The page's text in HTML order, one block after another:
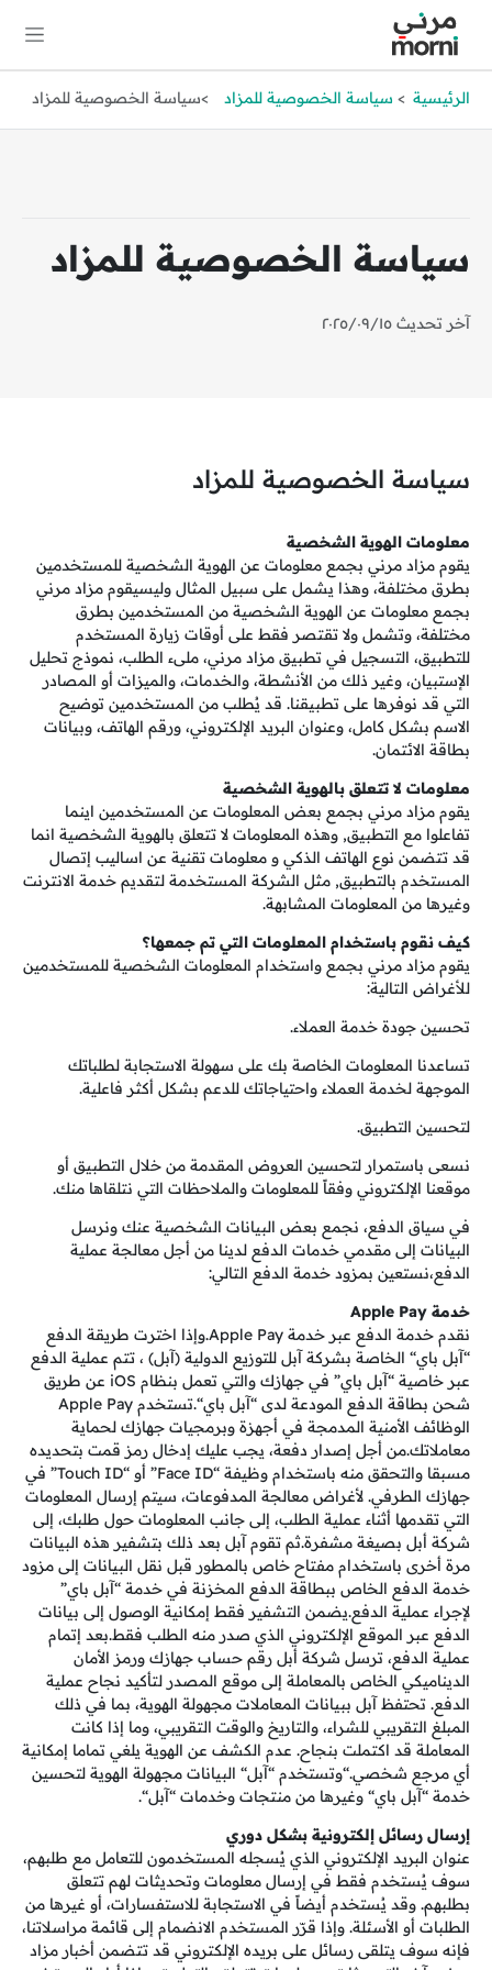
الرئيسية سياسة الخصوصية للمزاد سياسة الخصوصية للمزاد
سياسة الخصوصية للمزاد
آخر تحديث ١٥‏/٠٩‏/٢٠٢٥
سياسة الخصوصية للمزاد
معلومات الهوية الشخصية
يقوم مزاد مرني بجمع معلومات عن الهوية الشخصية للمستخدمين
بطرق مختلفة، وهذا يشمل على سبيل المثال وليسيقوم مزاد مرني
بجمع معلومات عن الهوية الشخصية من المستخدمين بطرق
مختلفة، وتشمل ولا تقتصر فقط على أوقات زيارة المستخدم
للتطبيق، التسجيل في تطبيق مزاد مرني، ملىء الطلب، نموذج تحليل
الإستبيان، وغير ذلك من الأنشطة، والخدمات، والميزات أو المصادر
التي قد نوفرها على تطبيقنا. قد يُطلب من المستخدمين توضيح
الاسم بشكل كامل، وعنوان البريد الإلكتروني، ورقم الهاتف، وبيانات
بطاقة الائتمان.
معلومات لا تتعلق بالهوية الشخصية
يقوم مزاد مرني بجمع بعض المعلومات عن المستخدمين اينما
تفاعلوا مع التطبيق, وهذه المعلومات لا تتعلق بالهوية الشخصية انما
قد تتضمن نوع الهاتف الذكي و معلومات تقنية عن اساليب إتصال
المستخدم بالتطبيق, مثل الشركة المستخدمة لتقديم خدمة الانترنت
وغيرها من المعلومات المشابهة.
كيف نقوم باستخدام المعلومات التي تم جمعها؟
يقوم مزاد مرني بجمع واستخدام المعلومات الشخصية للمستخدمين
للأغراض التالية:
تحسين جودة خدمة العملاء.
تساعدنا المعلومات الخاصة بك على سهولة الاستجابة لطلباتك
الموجهة لخدمة العملاء واحتياجاتك للدعم بشكل أكثر فاعلية.
لتحسين التطبيق.
نسعى باستمرار لتحسين العروض المقدمة من خلال التطبيق أو
موقعنا الإلكتروني وفقاً للمعلومات والملاحظات التي نتلقاها منك.
في سياق الدفع، نجمع بعض البيانات الشخصية عنك ونرسل
البيانات إلى مقدمي خدمات الدفع لدينا من أجل معالجة عملية
الدفع،نستعين بمزود خدمة الدفع التالي:
خدمة Apple Pay
نقدم خدمة الدفع عبر خدمة Apple Pay.وإذا اخترت طريقة الدفع
“آبل باي“ الخاصة بشركة آبل للتوزيع الدولية (آبل) ، تتم عملية الدفع
عبر خاصية “آبل باي” في جهازك والتي تعمل بنظام iOS عن طريق
شحن بطاقة الدفع المودعة لدى “آبل باي“.تستخدم Apple Pay
الوظائف الأمنية المدمجة في أجهزة وبرمجيات جهازك لحماية
معاملاتك.من أجل إصدار دفعة، يجب عليك إدخال رمز قمت بتحديده
مسبقا والتحقق منه باستخدام وظيفة “Face ID” أو “Touch ID” في
جهازك الطرفي. لأغراض معالجة المدفوعات، سيتم إرسال المعلومات
التي تقدمها أثناء عملية الطلب، إلى جانب المعلومات حول طلبك، إلى
شركة أبل بصيغة مشفرة.ثم تقوم آبل بعد ذلك بتشفير هذه البيانات
مرة أخرى باستخدام مفتاح خاص بالمطور قبل نقل البيانات إلى مزود
خدمة الدفع الخاص ببطاقة الدفع المخزنة في خدمة “آبل باي”
لإجراء عملية الدفع.يضمن التشفير فقط إمكانية الوصول إلى بيانات
الدفع عبر الموقع الإلكتروني الذي صدر منه الطلب فقط.بعد إتمام
عملية الدفع، ترسل شركة أبل رقم حساب جهازك ورمز الأمان
الديناميكي الخاص بالمعاملة إلى موقع المصدر لتأكيد نجاح عملية
الدفع. تحتفظ آبل ببيانات المعاملات مجهولة الهوية، بما في ذلك
المبلغ التقريبي للشراء، والتاريخ والوقت التقريبي، وما إذا كانت
المعاملة قد اكتملت بنجاح. عدم الكشف عن الهوية يلغي تماما إمكانية
أي مرجع شخصي.“وتستخدم “آبل“ البيانات مجهولة الهوية لتحسين
خدمة “آبل باي“ وغيرها من منتجات وخدمات “آبل“.
إرسال رسائل إلكترونية بشكل دوري
عنوان البريد الإلكتروني الذي يُسجله المستخدمون للتعامل مع طلبهم،
سوف يُستخدم فقط في إرسال معلومات وتحديثات لهم تتعلق
بطلبهم. وقد يُستخدم أيضاً في الاستجابة للاستفسارات، أو غيرها من
الطلبات أو الأسئلة. وإذا قرّر المستخدم الانضمام إلى قائمة مراسلاتنا،
فإنه سوف يتلقى رسائل على بريده الإلكتروني قد تتضمن أخبار مزاد